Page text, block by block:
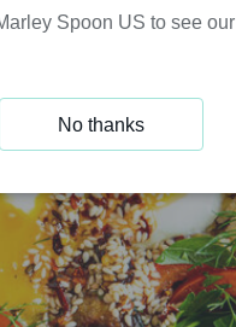
Spoon US to see our
No thanks